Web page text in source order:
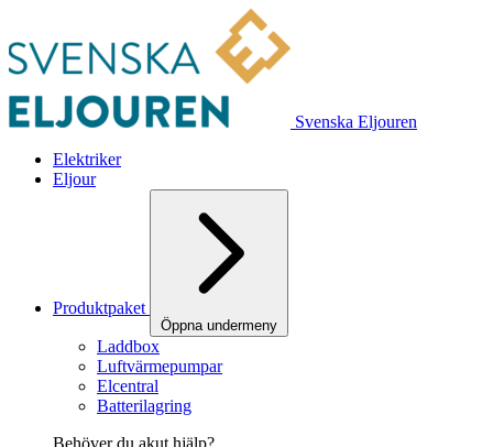
Svenska Eljouren
Elektriker
Eljour
Produktpaket
Öppna undermeny
Laddbox
Luftvärmepumpar
Elcentral
Batterilagring
Behöver du akut hjälp?